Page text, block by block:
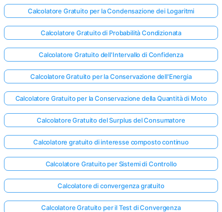
Calcolatore Gratuito per la Condensazione dei Logaritmi
Calcolatore Gratuito di Probabilità Condizionata
Calcolatore Gratuito dell'Intervallo di Confidenza
Calcolatore Gratuito per la Conservazione dell'Energia
Calcolatore Gratuito per la Conservazione della Quantità di Moto
Calcolatore Gratuito del Surplus del Consumatore
Calcolatore gratuito di interesse composto continuo
Calcolatore Gratuito per Sistemi di Controllo
Calcolatore di convergenza gratuito
Calcolatore Gratuito per il Test di Convergenza